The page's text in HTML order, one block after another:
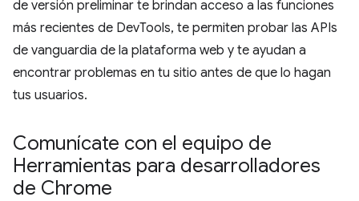
de versión preliminar te brindan acceso a las funciones
más recientes de DevTools, te permiten probar las APIs
de vanguardia de la plataforma web y te ayudan a
encontrar problemas en tu sitio antes de que lo hagan
tus usuarios.
Comunícate con el equipo de
Herramientas para desarrolladores
de Chrome